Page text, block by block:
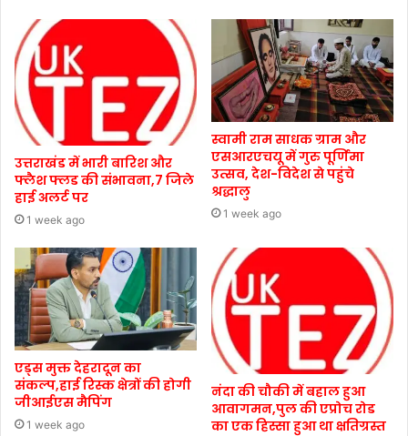
उत्तराखंड में भारी बारिश और
फ्लैश फ्लड की संभावना,7 जिले
हाई अलर्ट पर
1 week ago
स्वामी राम साधक ग्राम और
एसआरएचयू में गुरु पूर्णिमा
उत्सव, देश-विदेश से पहुंचे
श्रद्धालु
1 week ago
एड्स मुक्त देहरादून का
संकल्प,हाई रिस्क क्षेत्रों की होगी
जीआईएस मैपिंग
1 week ago
नंदा की चौकी में बहाल हुआ
आवागमन,पुल की एप्रोच रोड
का एक हिस्सा हुआ था क्षतिग्रस्त